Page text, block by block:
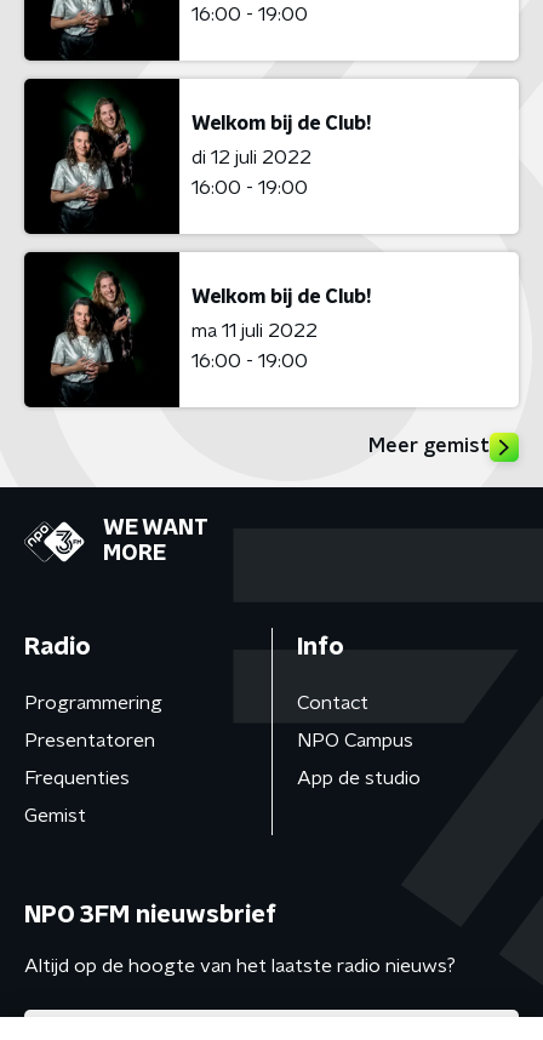
16:00 - 19:00
Welkom bij de Club!
di 12 juli 2022
16:00 - 19:00
Welkom bij de Club!
ma 11 juli 2022
16:00 - 19:00
Meer gemist
WE WANT
MORE
Radio
Programmering
Presentatoren
Frequenties
Gemist
Info
Contact
NPO Campus
App de studio
NPO 3FM nieuwsbrief
Altijd op de hoogte van het laatste radio nieuws?